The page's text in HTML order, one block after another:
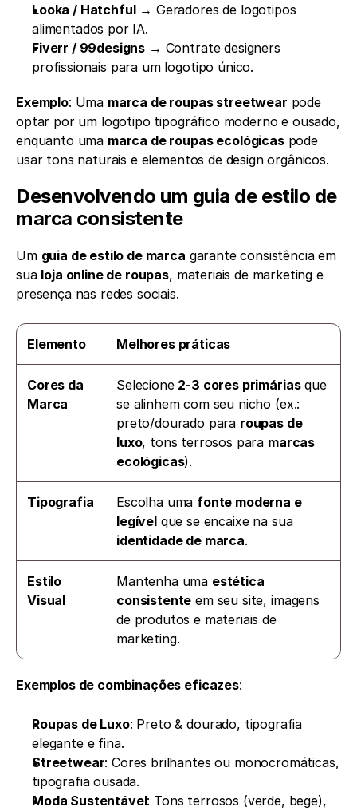
Looka / Hatchful → Geradores de logotipos
alimentados por IA.
Fiverr / 99designs → Contrate designers
profissionais para um logotipo único.
Exemplo: Uma marca de roupas streetwear pode
optar por um logotipo tipográfico moderno e ousado,
enquanto uma marca de roupas ecológicas pode
usar tons naturais e elementos de design orgânicos.
Desenvolvendo um guia de estilo de
marca consistente
Um guia de estilo de marca garante consistência em
sua loja online de roupas, materiais de marketing e
presença nas redes sociais.
Elemento Melhores práticas
Cores da
Marca
Selecione 2-3 cores primárias que
se alinhem com seu nicho (ex.:
preto/dourado para roupas de
luxo, tons terrosos para marcas
ecológicas).
Tipografia Escolha uma fonte moderna e
legível
que se encaixe na sua
identidade de marca.
Estilo
Visual
Mantenha uma estética
consistente em seu site, imagens
de produtos e materiais de
marketing.
Exemplos de combinações eficazes:
Roupas de Luxo: Preto & dourado, tipografia
elegante e fina.
Streetwear: Cores brilhantes ou monocromáticas,
tipografia ousada.
Moda Sustentável: Tons terrosos (verde, bege),